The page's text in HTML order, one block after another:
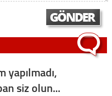
yapılmadı,
siz olun...